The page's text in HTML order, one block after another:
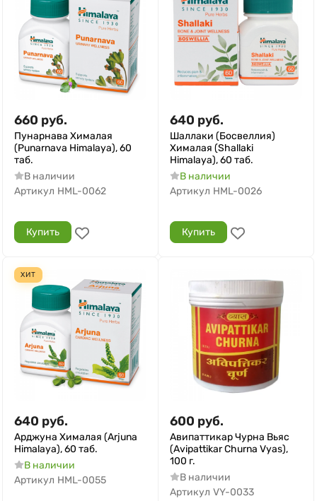
660 руб.
Пунарнава Хималая
(Punarnava Himalaya), 60
таб.
В наличии
Артикул HML-0062
Купить
640 руб.
Шаллаки (Босвеллия)
Хималая (Shallaki
Himalaya), 60 таб.
В наличии
Артикул HML-0026
Купить
ХИТ
640 руб.
Арджуна Хималая (Arjuna
Himalaya), 60 таб.
В наличии
Артикул HML-0055
600 руб.
Авипаттикар Чурна Вьяс
(Avipattikar Churna Vyas),
100 г.
В наличии
Артикул VY-0033